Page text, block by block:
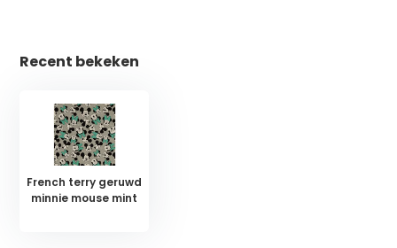
Recent bekeken
French terry geruwd
minnie mouse mint